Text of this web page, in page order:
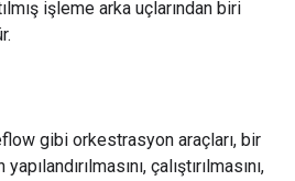
işleme arka uçlarından biri
gibi orkestrasyon araçları, bir
çalıştırılmasını,